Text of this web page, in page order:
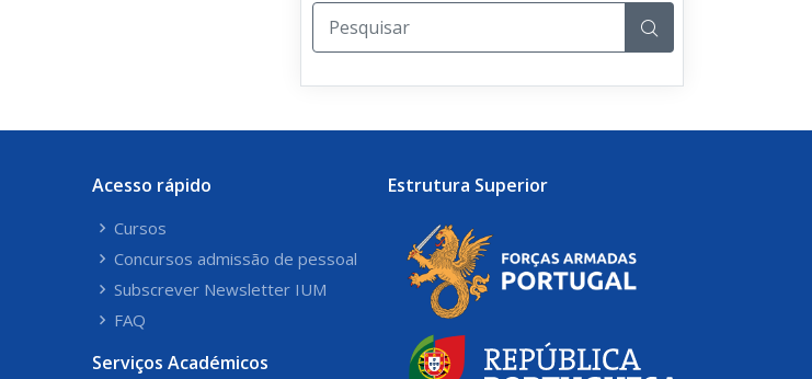
Acesso rápido
Cursos
Concursos admissão de pessoal
Subscrever Newsletter IUM
FAQ
Serviços Académicos
Estrutura Superior